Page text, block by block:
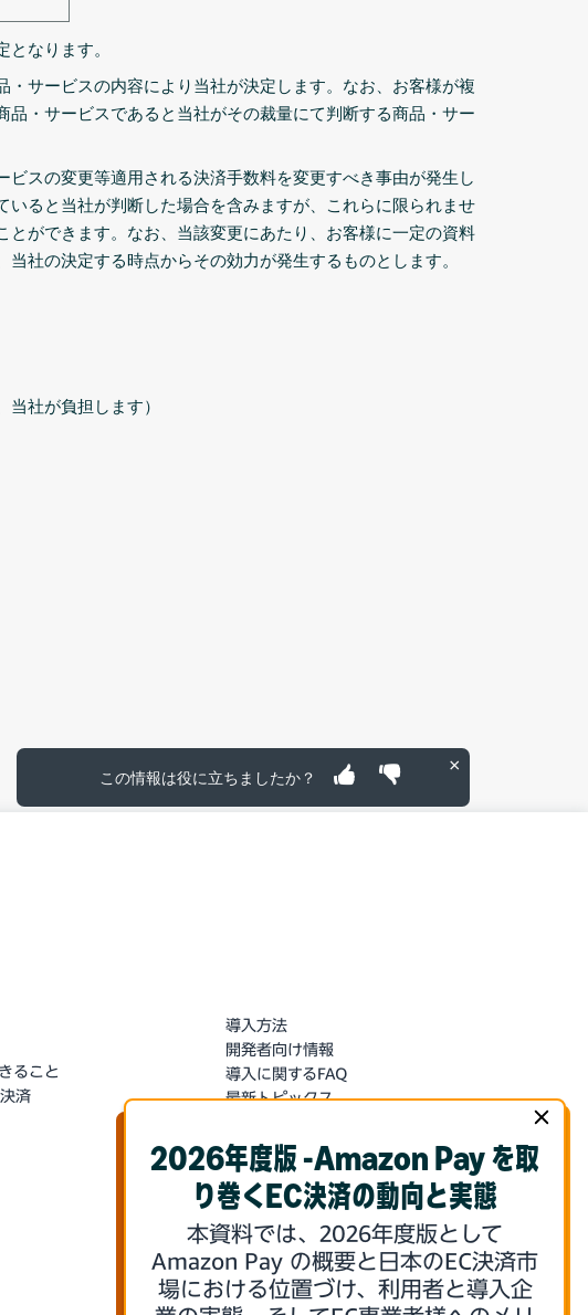
なります。
・サービスの内容により当社が決定します。なお、お客様が複
・サービスであると当社がその裁量にて判断する商品・サー
スの変更等適用される決済手数料を変更すべき事由が発生し
ると当社が判断した場合を含みますが、これらに限られませ
ができます。なお、当該変更にあたり、お客様に一定の資料
社の決定する時点からその効力が発生するものとします。
社が負担します）
×
この情報は役に立ちましたか？
ること
済
導入方法
開発者向け情報
導入に関するFAQ
最新トピックス
セラーセントラルにログイン
ーーーーーーー
Amazonで売る
2026年度版 -Amazon Pay を取
り巻くEC決済の動向と実態
本資料では、2026年度版として
Amazon Pay の概要と日本のEC決済市
場における位置づけ、利用者と導入企